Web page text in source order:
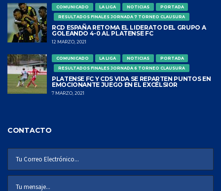
COMUNICADO LA LIGA NOTICIAS
PORTADA
RESULTADOS FINALES JORNADA 7 TORNEO CLAUSURA
RCD ESPAÑA RETOMA EL LIDERATO DEL GRUPO A
GOLEANDO 4-0 AL PLATENSE FC
12 MARZO, 2021
COMUNICADO LA LIGA NOTICIAS
PORTADA
RESULTADOS FINALES JORNADA 6 TORNEO CLAUSURA
PLATENSE FC Y CDS VIDA SE REPARTEN PUNTOS EN
EMOCIONANTE JUEGO EN EL EXCÉLSIOR
7 MARZO, 2021
CONTACTO